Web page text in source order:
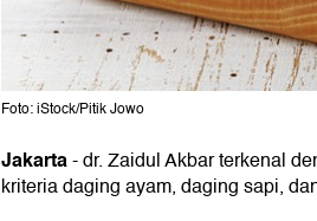
Foto: iStock/Pitik Jowo
Jakarta-dr. Zaidul Akbar terkenal
kriteria daging ayam, daging sapi,